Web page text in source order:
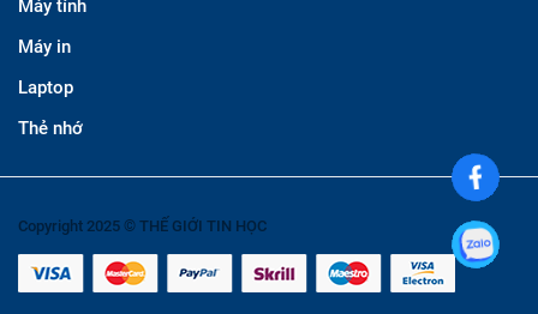
Máy tính
Máy in
Laptop
Thẻ nhớ
Copyright 2025 © THẾ GIỚI TIN HỌC